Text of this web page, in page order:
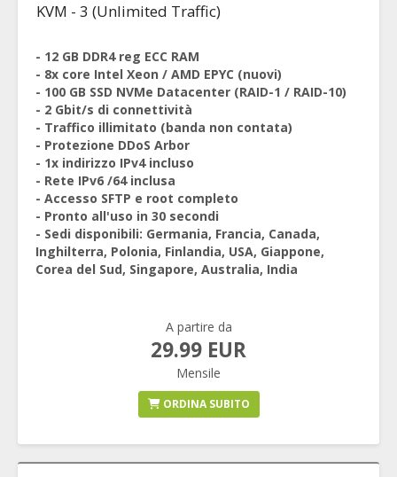
KVM - 3 (Unlimited Traffic)
- 12 GB DDR4 reg ECC RAM
- 8x core Intel Xeon / AMD EPYC (nuovi)
- 100 GB SSD NVMe Datacenter (RAID-1 / RAID-10)
- 2 Gbit/s di connettività
- Traffico illimitato (banda non contata)
- Protezione DDoS Arbor
- 1x indirizzo IPv4 incluso
- Rete IPv6 /64 inclusa
- Accesso SFTP e root completo
- Pronto all'uso in 30 secondi
- Sedi disponibili: Germania, Francia, Canada,
Inghilterra, Polonia, Finlandia, USA, Giappone,
Corea del Sud, Singapore, Australia, India
A partire da
29.99 EUR
Mensile
ORDINA SUBITO